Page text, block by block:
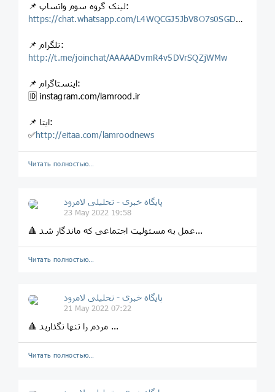
📌 لینک گروه سوم واتساپ:
https://chat.whatsapp.com/L4WQCGJ5JbV8O7s0SGDd2p
📌 تلگرام:
http://t.me/joinchat/AAAAADvmR4v5DVrSQZjWMw
📌 اینستاگرام:
🆔 instagram.com/lamrood.ir
📌 ایتا:
✅http://eitaa.com/lamroodnews
Читать полностью…
پایگاه خبری - تحلیلی لامرود
23 May 2022 19:58
🔺 عمل به مسئولیت اجتماعی که ماندگار شد...
Читать полностью…
پایگاه خبری - تحلیلی لامرود
21 May 2022 07:22
🔺 مردم را تنها نگذارید ...
Читать полностью…